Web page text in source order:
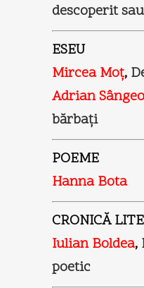
descoperit
ESEU
Mircea Moţ,
Adrian
bărbaţi
POEME
Hanna Bota
CRONICĂ
Iulian Boldea,
poetic